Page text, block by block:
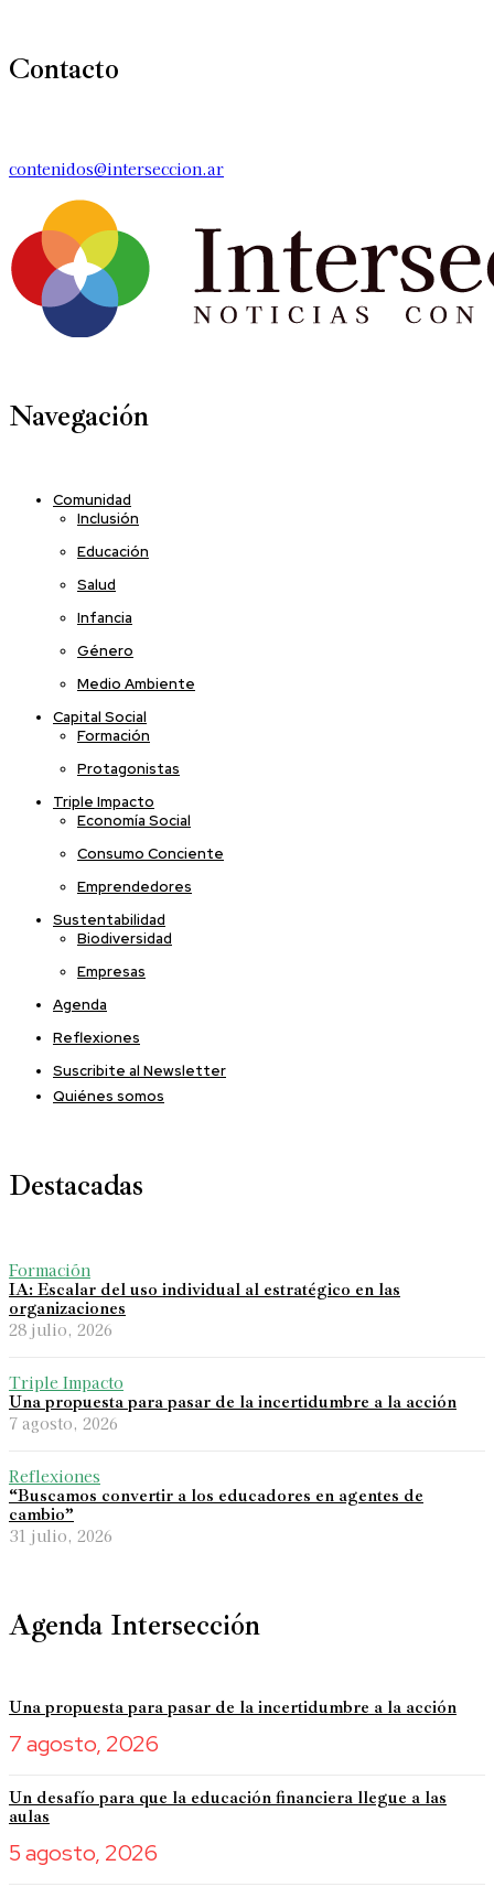
Contacto
contenidos@interseccion.ar
Navegación
Comunidad
Inclusión
Educación
Salud
Infancia
Género
Medio Ambiente
Capital Social
Formación
Protagonistas
Triple Impacto
Economía Social
Consumo Conciente
Emprendedores
Sustentabilidad
Biodiversidad
Empresas
Agenda
Reflexiones
Suscribite al Newsletter
Quiénes somos
Destacadas
Formación
IA: Escalar del uso individual al estratégico en las
organizaciones
28 julio, 2026
Triple Impacto
Una propuesta para pasar de la incertidumbre a la acción
7 agosto, 2026
Reflexiones
“Buscamos convertir a los educadores en agentes de
cambio”
31 julio, 2026
Agenda Intersección
Una propuesta para pasar de la incertidumbre a la acción
7 agosto, 2026
Un desafío para que la educación financiera llegue a las
aulas
5 agosto, 2026